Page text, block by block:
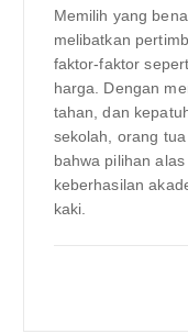
Memilih yang
melibatkan
faktor-faktor
harga. Dengan
tahan, dan
sekolah, orang
bahwa pilihan
keberhasilan
kaki.